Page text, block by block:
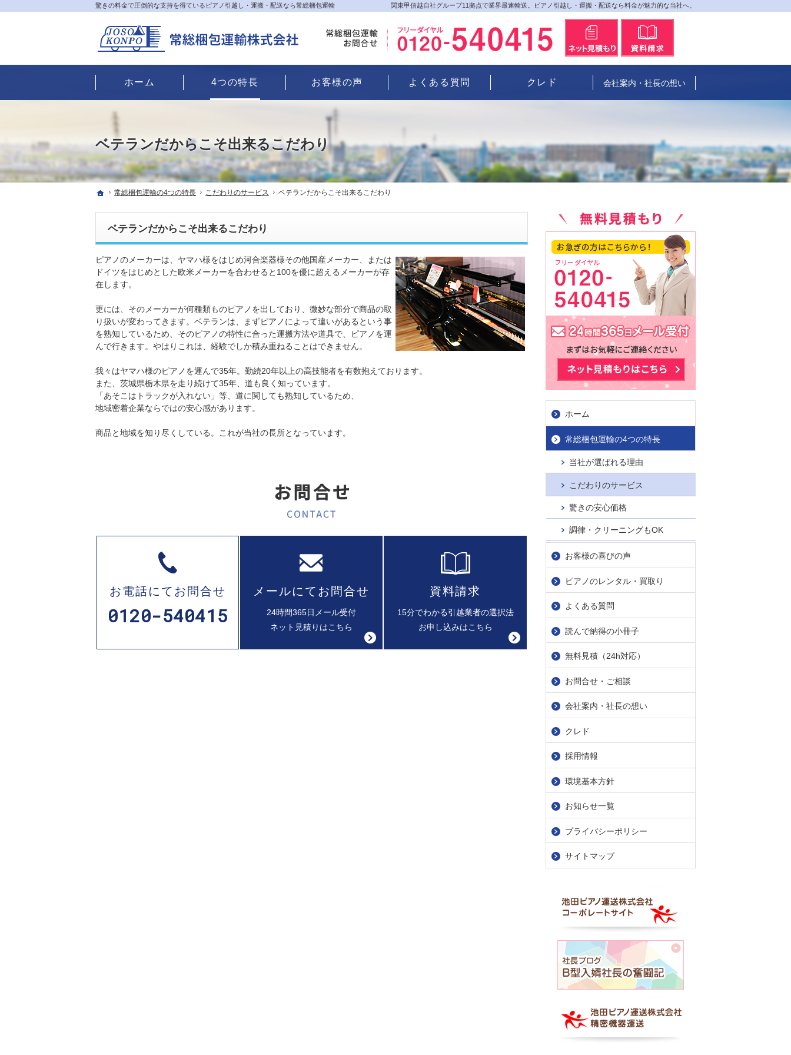
ベテランだからこそ出来るこだわり
関東甲信越自社グループ11拠点で業界最速輸送。ピアノ引越し・運搬・配送なら料金が魅力的な当社へ。
驚きの料金で圧倒的な支持を得ているピアノ引越し・運搬・配送なら常総梱包運輸
ホーム
常総梱包運輸の4つの特長 こだわりのサービス ベテランだからこそ出来るこだわり
ベテランだからこそ出来るこだわり
ピアノのメーカーは、ヤマハ様をはじめ河合楽器様その他国産メーカー、または
ドイツをはじめとした欧米メーカーを合わせると100を優に超えるメーカーが存
在します。
更には、そのメーカーが何種類ものピアノを出しており、微妙な部分で商品の取
り扱いが変わってきます。ベテランは、まずピアノによって違いがあるという事
を熟知しているため、そのピアノの特性に合った運搬方法や道具で、ピアノを運
んで行きます。やはりこれは、経験でしか積み重ねることはできません。
我々はヤマハ様のピアノを運んで35年。勤続20年以上の高技能者を有数抱えております。
また、茨城県栃木県を走り続けて35年、道も良く知っています。
「あそこはトラックが入れない」等、道に関しても熟知しているため、
地域密着企業ならではの安心感があります。
商品と地域を知り尽くしている。これが当社の長所となっています。
お問合せ
お電話にてお問合せ
0120-540415
メールにてお問合せ
24時間365日メール受付
ネット見積りはこちら
資料請求
15分でわかる引越業者の選択法
お申し込みはこちら
ホーム
常総梱包運輸の4つの特長
当社が選ばれる理由
こだわりのサービス
驚きの安心価格
調律・クリーニングもOK
お客様の喜びの声
ピアノのレンタル・買取り
よくある質問
読んで納得の小冊子
無料見積（24h対応）
お問合せ・ご相談
会社案内・社長の想い
クレド
採用情報
環境基本方針
お知らせ一覧
プライバシーポリシー
サイトマップ
0120-540415
メールにてお問合せ
ホーム 4つの特長 お客様の声 よくある質問 クレド 会社案内・社長の想い